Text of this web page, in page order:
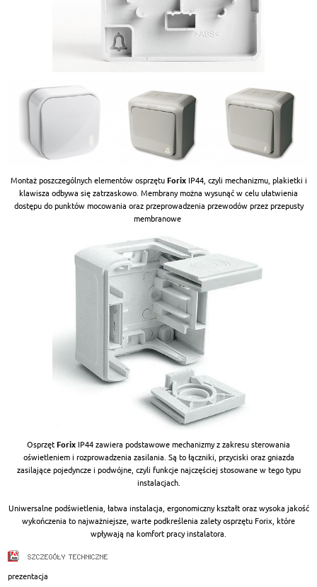
Montaż poszczególnych elementów osprzętuForixIP44, czyli mechanizmu, plakietki i
klawisza odbywa się zatrzaskowo. Membrany można wysunąć w celu ułatwienia
dostępu do punktów mocowania oraz przeprowadzenia przewodów przez przepusty
membranowe
OsprzętForix IP44 zawiera podstawowe mechanizmy z zakresu sterowania
oświetleniem i rozprowadzenia zasilania. Są to łączniki, przyciski oraz gniazda
zasilające pojedyncze i podwójne, czyli funkcje najczęściej stosowane w tego typu
instalacjach.
Uniwersalne podświetlenia, łatwa instalacja, ergonomiczny kształt oraz wysoka jakość
wykończenia to najważniejsze, warte podkreślenia zalety osprzętu Forix, które
wpływają na komfort pracy instalatora.
prezentacja